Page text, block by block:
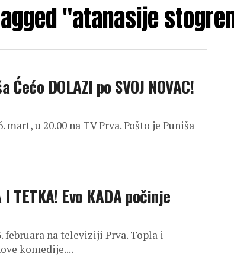
"atanasije
DOLAZI po SVOJ NOVAC!
u 20.00 na TV Prva. Pošto je Puniša
TETKA! Evo KADA počinje
februara na televiziji Prva. Topla i
komedije....